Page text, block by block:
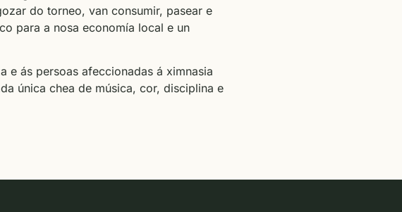
do torneo, van consumir, pasear e
para a nosa economía local e un
e ás persoas afeccionadas á ximnasia
única chea de música, cor, disciplina e